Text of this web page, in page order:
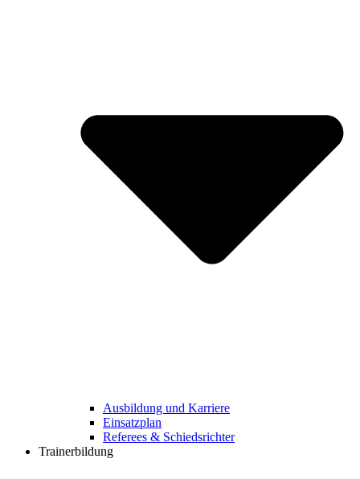
Ausbildung und Karriere
Einsatzplan
Referees & Schiedsrichter
Trainerbildung